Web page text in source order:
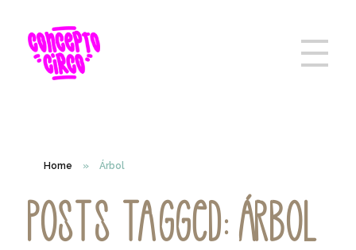
Home » Árbol
Posts tagged: Árbol